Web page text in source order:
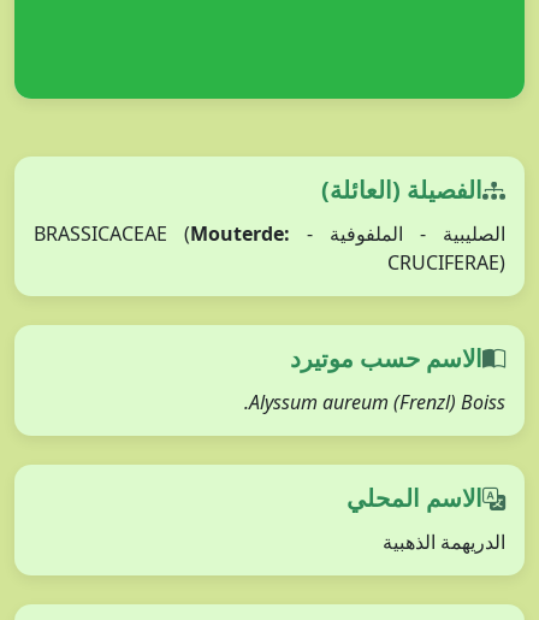
الفصيلة (العائلة)
الصليبية - الملفوفية - BRASSICACEAE ( Mouterde:
CRUCIFERAE)
الاسم حسب موتيرد
Alyssum aureum (Frenzl) Boiss.
الاسم المحلي
الدريهمة الذهبية